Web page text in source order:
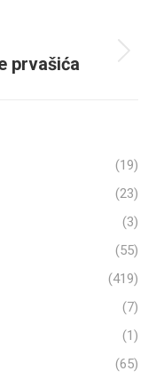
prvašića
(19)
(23)
(3)
(55)
(419)
(7)
(1)
(65)